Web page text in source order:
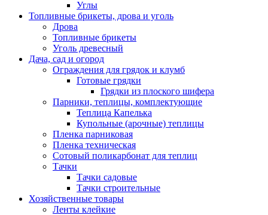
Углы
Топливные брикеты, дрова и уголь
Дрова
Топливные брикеты
Уголь древесный
Дача, сад и огород
Ограждения для грядок и клумб
Готовые грядки
Грядки из плоского шифера
Парники, теплицы, комплектующие
Теплица Капелька
Купольные (арочные) теплицы
Пленка парниковая
Пленка техническая
Сотовый поликарбонат для теплиц
Тачки
Тачки садовые
Тачки строительные
Хозяйственные товары
Ленты клейкие